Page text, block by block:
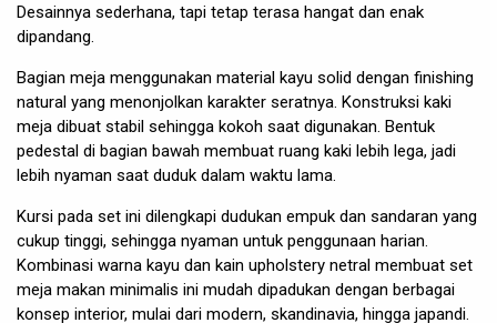
Desainnya sederhana, tapi tetap terasa hangat dan enak
dipandang.
Bagian meja menggunakan material kayu solid dengan finishing
natural yang menonjolkan karakter seratnya. Konstruksi kaki
meja dibuat stabil sehingga kokoh saat digunakan. Bentuk
pedestal di bagian bawah membuat ruang kaki lebih lega, jadi
lebih nyaman saat duduk dalam waktu lama.
Kursi pada set ini dilengkapi dudukan empuk dan sandaran yang
cukup tinggi, sehingga nyaman untuk penggunaan harian.
Kombinasi warna kayu dan kain upholstery netral membuat set
meja makan minimalis ini mudah dipadukan dengan berbagai
konsep interior, mulai dari modern, skandinavia, hingga japandi.